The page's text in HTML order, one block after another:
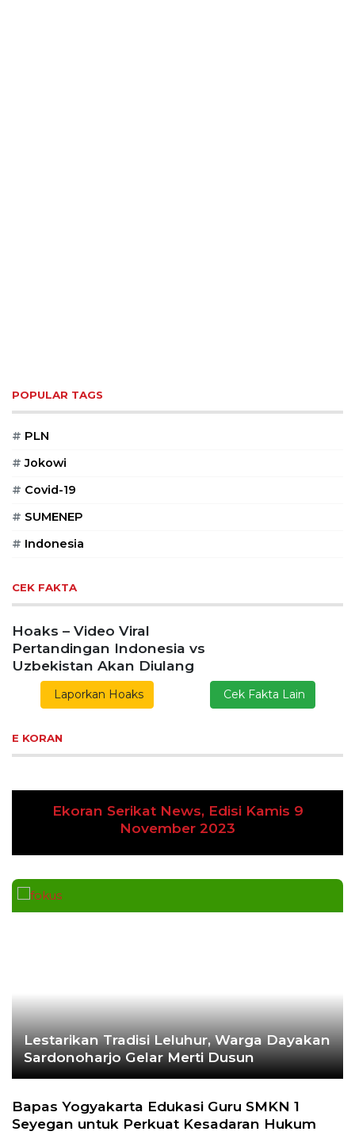
POPULAR TAGS
# PLN
# Jokowi
# Covid-19
# SUMENEP
# Indonesia
CEK FAKTA
Hoaks – Video Viral
Pertandingan Indonesia vs
Uzbekistan Akan Diulang
Laporkan Hoaks Cek Fakta Lain
E KORAN
Ekoran Serikat News, Edisi Kamis 9
November 2023
Lestarikan Tradisi Leluhur, Warga Dayakan
Sardonoharjo Gelar Merti Dusun
Bapas Yogyakarta Edukasi Guru SMKN 1
Seyegan untuk Perkuat Kesadaran Hukum